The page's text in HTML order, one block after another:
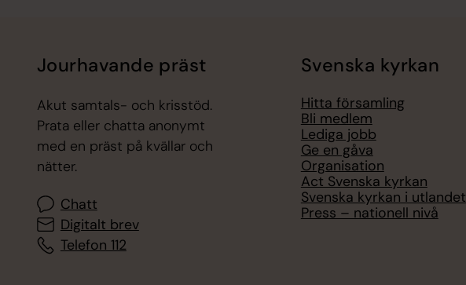
Jourhavande präst
Akut samtals- och krisstöd.
Prata eller chatta anonymt
med en präst på kvällar och
nätter.
Chatt
Digitalt brev
Telefon 112
Svenska kyrkan
Hitta församling
Bli medlem
Lediga jobb
Ge en gåva
Organisation
Act Svenska kyrkan
Svenska kyrkan i utlandet
Press – nationell nivå